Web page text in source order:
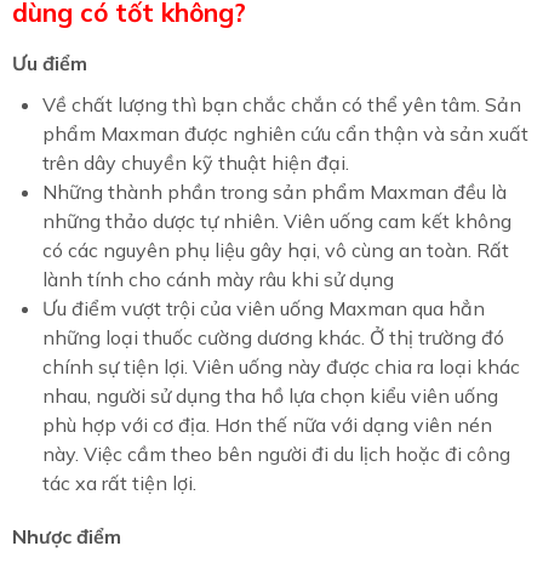
dùng có tốt không?
Ưu điểm
Về chất lượng thì bạn chắc chắn có thể yên tâm. Sản
phẩm Maxman được nghiên cứu cẩn thận và sản xuất
trên dây chuyền kỹ thuật hiện đại.
Những thành phần trong sản phẩm Maxman đều là
những thảo dược tự nhiên. Viên uống cam kết không
có các nguyên phụ liệu gây hại, vô cùng an toàn. Rất
lành tính cho cánh mày râu khi sử dụng
Ưu điểm vượt trội của viên uống Maxman qua hẳn
những loại thuốc cường dương khác. Ở thị trường đó
chính sự tiện lợi. Viên uống này được chia ra loại khác
nhau, người sử dụng tha hồ lựa chọn kiểu viên uống
phù hợp với cơ địa. Hơn thế nữa với dạng viên nén
này. Việc cầm theo bên người đi du lịch hoặc đi công
tác xa rất tiện lợi.
Nhược điểm